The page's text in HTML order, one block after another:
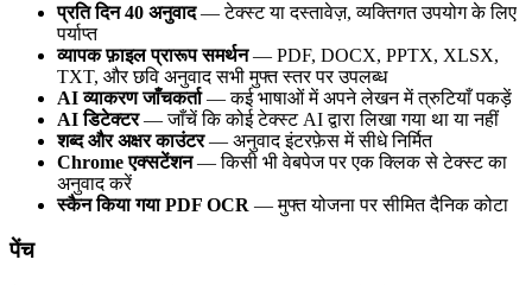
प्रति दिन 40 अनुवाद— टेक्स्ट या दस्तावेज़, व्यक्तिगत उपयोग के लिए
पर्याप्त
व्यापक फ़ाइल प्रारूप समर्थन— PDF, DOCX, PPTX, XLSX,
TXT, और छवि अनुवाद सभी मुफ्त स्तर पर उपलब्ध
AI व्याकरण जाँचकर्ता— कई भाषाओं में अपने लेखन में त्रुटियाँ पकड़ें
AI डिटेक्टर— जाँचें कि कोई टेक्स्ट AI द्वारा लिखा गया था या नहीं
शब्द और अक्षर काउंटर— अनुवाद इंटरफ़ेस में सीधे निर्मित
Chrome एक्सटेंशन— किसी भी वेबपेज पर एक क्लिक से टेक्स्ट का
अनुवाद करें
स्कैन किया गया PDF OCR — मुफ्त योजना पर सीमित दैनिक कोटा
पेंच